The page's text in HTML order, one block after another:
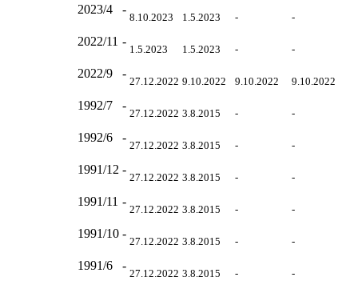
2023/4 -
8.10.2023 1.5.2023 - -
2022/11 -
1.5.2023 1.5.2023 - -
2022/9 -
27.12.2022 9.10.2022 9.10.2022 9.10.2022
1992/7 -
27.12.2022 3.8.2015 - -
1992/6 -
27.12.2022 3.8.2015 - -
1991/12 -
27.12.2022 3.8.2015 - -
1991/11 -
27.12.2022 3.8.2015 - -
1991/10 -
27.12.2022 3.8.2015 - -
1991/6 -
27.12.2022 3.8.2015 - -